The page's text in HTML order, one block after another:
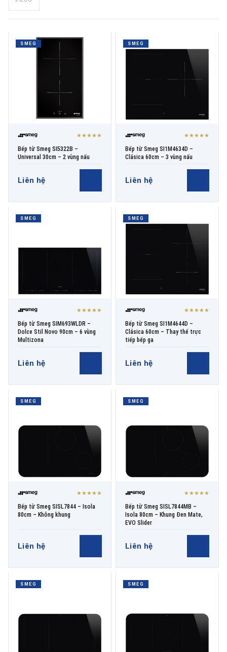
SMEG
★★★★★
Bếp từ Smeg SI5322B –
Universal 30cm – 2 vùng nấu
Liên hệ
SMEG
★★★★★
Bếp từ Smeg SI1M4634D –
Clásica 60cm – 3 vùng nấu
Liên hệ
SMEG
★★★★★
Bếp từ Smeg SIM693WLDR –
Dolce Stil Novo 90cm – 6 vùng
Multizona
Liên hệ
SMEG
★★★★★
Bếp từ Smeg SI1M4644D –
Clásica 60cm – Thay thế trực
tiếp bếp ga
Liên hệ
SMEG
★★★★★
Bếp từ Smeg SISL7844 – Isola
80cm – Không khung
Liên hệ
SMEG
★★★★★
Bếp từ Smeg SISL7844MB –
Isola 80cm – Khung Đen Mate,
EVO Slider
Liên hệ
SMEG SMEG